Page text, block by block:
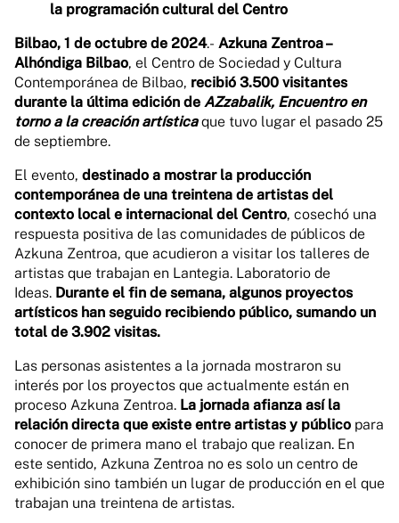
la programación cultural del Centro
Bilbao, 1 de octubre de 2024.- Azkuna Zentroa –
Alhóndiga Bilbao, el Centro de Sociedad y Cultura
Contemporánea de Bilbao, recibió 3.500 visitantes
durante la última edición de AZzabalik, Encuentro en
torno a la creación artísticaque tuvo lugar el pasado 25
de septiembre.
El evento, destinado a mostrar la producción
contemporánea de una treintena de artistas del
contexto local e internacional del Centro, cosechó una
respuesta positiva de las comunidades de públicos de
Azkuna Zentroa, que acudieron a visitar los talleres de
artistas que trabajan en Lantegia. Laboratorio de
Ideas. Durante el fin de semana, algunos proyectos
artísticos han seguido recibiendo público, sumando un
total de 3.902 visitas.
Las personas asistentes a la jornada mostraron su
interés por los proyectos que actualmente están en
proceso Azkuna Zentroa. La jornada afianza así la
relación directa que existe entre artistas y público para
conocer de primera mano el trabajo que realizan. En
este sentido, Azkuna Zentroa no es solo un centro de
exhibición sino también un lugar de producción en el que
trabajan una treintena de artistas.